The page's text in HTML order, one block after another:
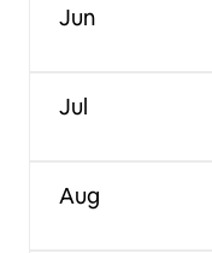
Jun
Jul
Aug